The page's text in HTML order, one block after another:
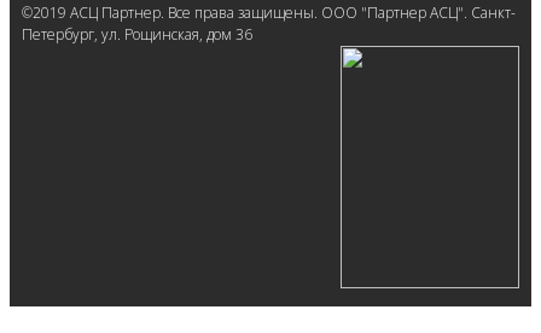
©2019 АСЦ Партнер. Все права защищены. ООО "Партнер АСЦ". Санкт-
Петербург, ул. Рощинская, дом 36